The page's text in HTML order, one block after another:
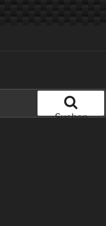
Suchen